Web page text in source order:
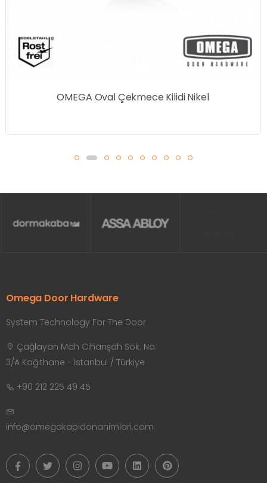
OMEGA Oval Çekmece Kilidi Nikel
Omega Door Hardware
System Technology For The Door
Çağlayan Mah Cihanşah Sok. No:
3/A Kağıthane - İstanbul / Türkiye
+90 212 225 49 45
info@omegakapidonanimlari.com